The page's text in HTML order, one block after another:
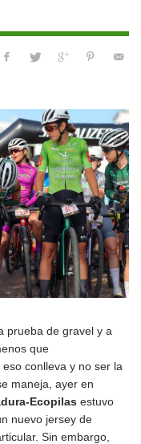
prueba de gravel y a
que
eso conlleva y no ser la
maneja, ayer en
Ecopilas estuvo
nuevo jersey de
Sin embargo,